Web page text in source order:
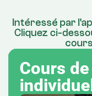
Intéressé par
Cliquez ci-
Cours